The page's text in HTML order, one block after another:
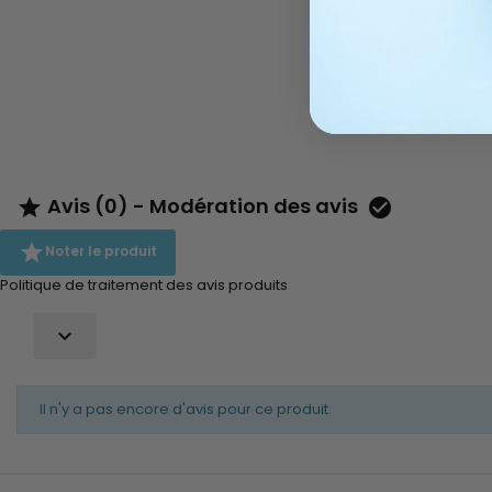
 Avis (0) - Modération des avis 
Noter le produit
Politique de traitement des avis produits

Il n'y a pas encore d'avis pour ce produit.